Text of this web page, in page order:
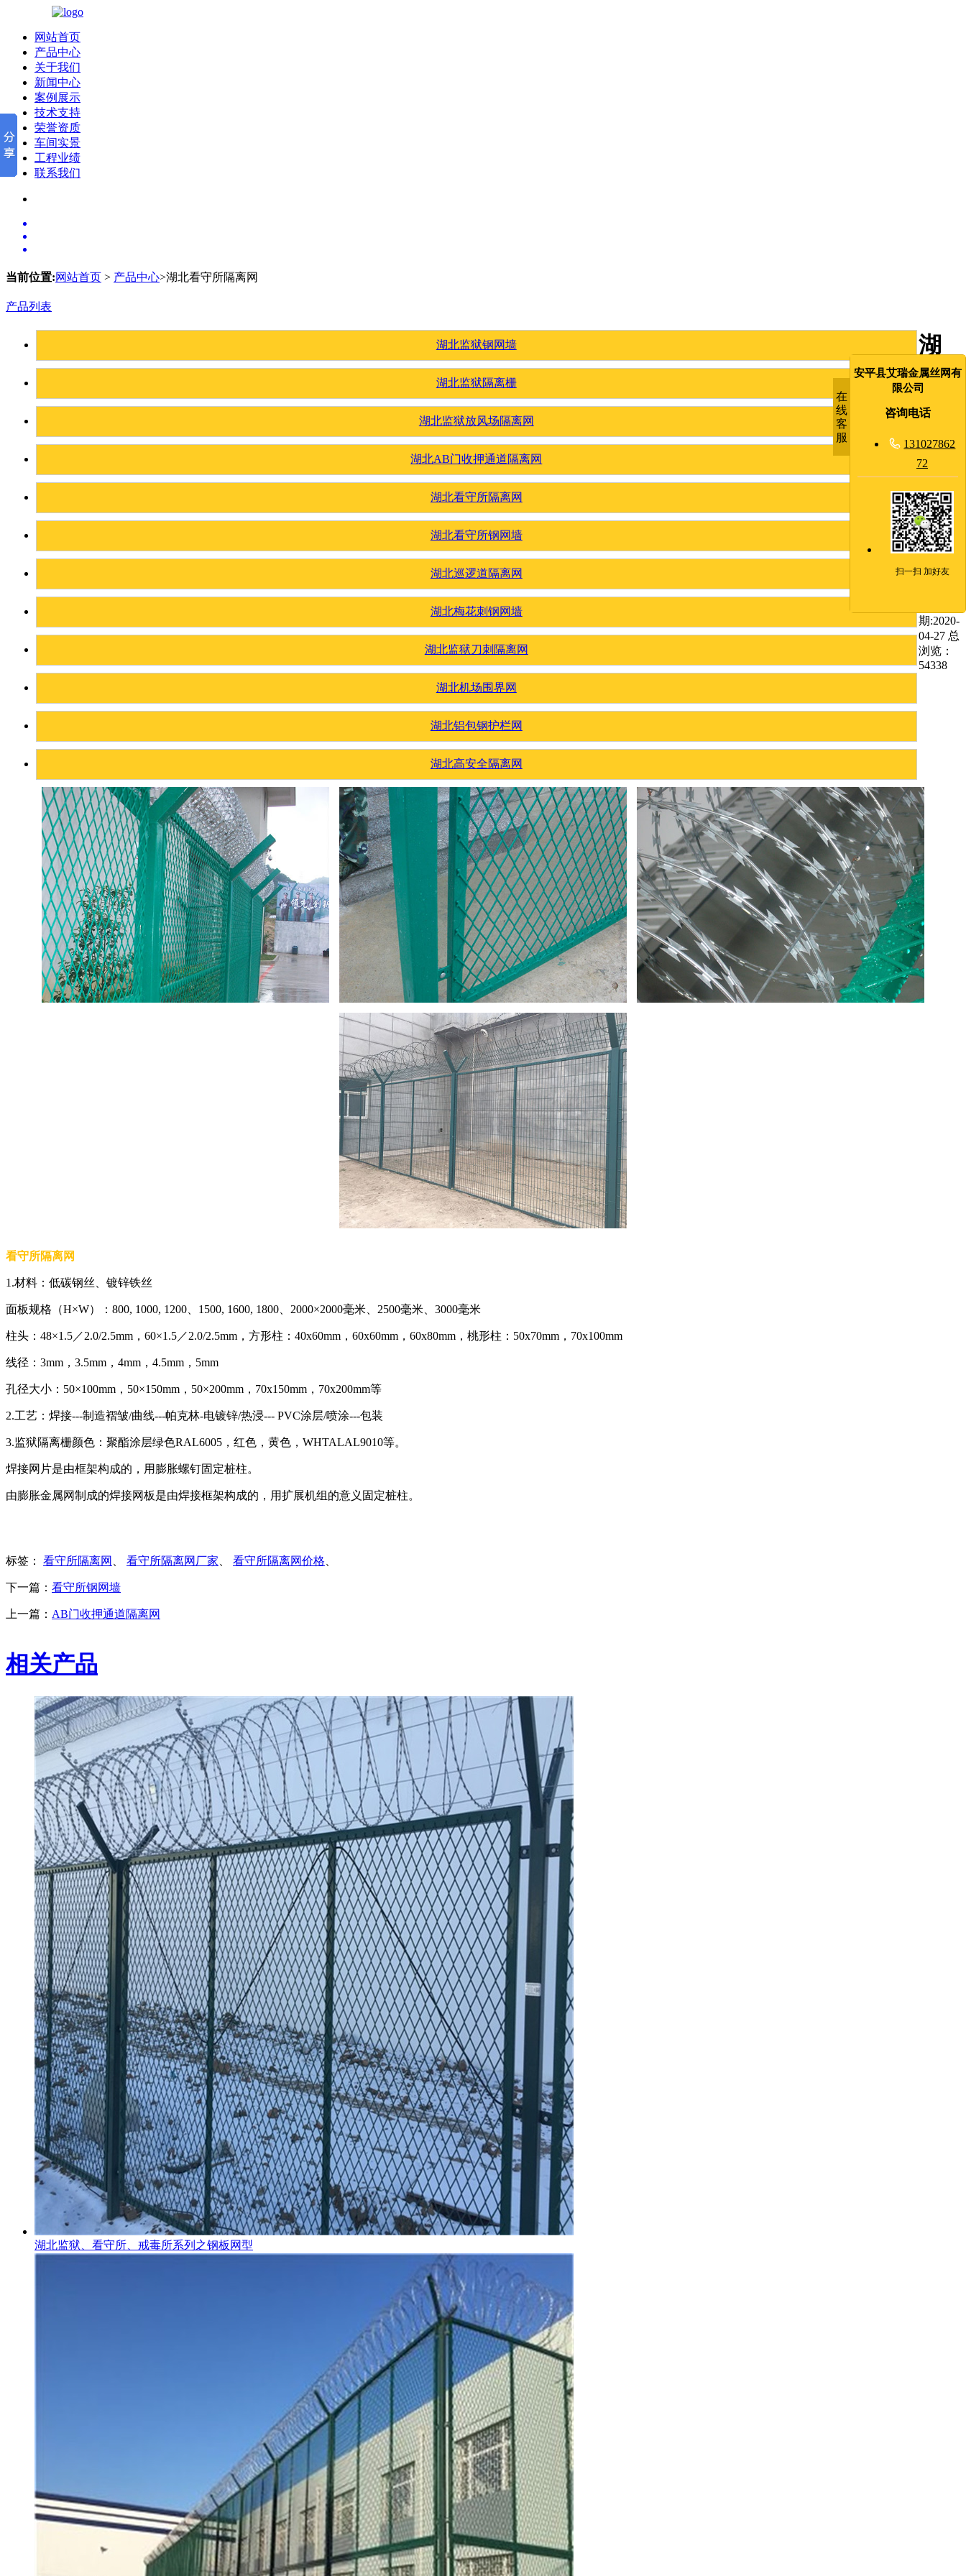
网站首页
产品中心
关于我们
新闻中心
案例展示
技术支持
荣誉资质
车间实景
工程业绩
联系我们
当前位置:网站首页 > 产品中心>湖北看守所隔离网
产品列表
湖北监狱钢网墙
湖北监狱隔离栅
湖北监狱放风场隔离网
湖北AB门收押通道隔离网
湖北看守所隔离网
湖北看守所钢网墙
湖北巡逻道隔离网
湖北梅花刺钢网墙
湖北监狱刀刺隔离网
湖北机场围界网
湖北铝包钢护栏网
湖北高安全隔离网
湖
北
看
守
所
隔
离
网
期:2020-
04-27 总
浏览：
54338
看守所隔离网
1.材料：低碳钢丝、镀锌铁丝
面板规格（H×W）：800, 1000, 1200、1500, 1600, 1800、2000×2000毫米、2500毫米、3000毫米
柱头：48×1.5／2.0/2.5mm，60×1.5／2.0/2.5mm，方形柱：40x60mm，60x60mm，60x80mm，桃形柱：50x70mm，70x100mm
线径：3mm，3.5mm，4mm，4.5mm，5mm
孔径大小：50×100mm，50×150mm，50×200mm，70x150mm，70x200mm等
2.工艺：焊接---制造褶皱/曲线---帕克林-电镀锌/热浸--- PVC涂层/喷涂---包装
3.监狱隔离栅颜色：聚酯涂层绿色RAL6005，红色，黄色，WHTALAL9010等。
焊接网片是由框架构成的，用膨胀螺钉固定桩柱。
由膨胀金属网制成的焊接网板是由焊接框架构成的，用扩展机组的意义固定桩柱。
标签： 看守所隔离网 看守所隔离网厂家 看守所隔离网价格
下一篇： 看守所钢网墙
上一篇： AB门收押通道隔离网
相关产品
湖北监狱、看守所、戒毒所系列之钢板网型
在
线
客
服
安平县艾瑞金属丝网有
限公司
咨询电话
 131027862
72
扫一扫 加好友